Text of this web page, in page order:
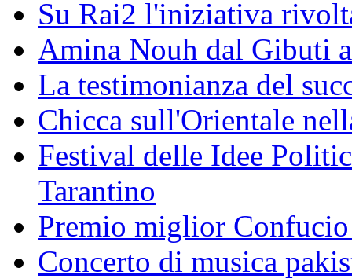
Su Rai2 l'iniziativa
Amina Nouh dal Gibuti
La testimonianza del
Chicca sull'Orientale
Festival delle Idee
Tarantino
Premio miglior
Concerto di musica